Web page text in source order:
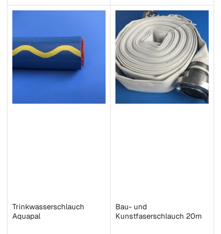
Preis
Preis
Trinkwasserschlauch
Aquapal
Bau- und
Kunstfaserschlauch 20m